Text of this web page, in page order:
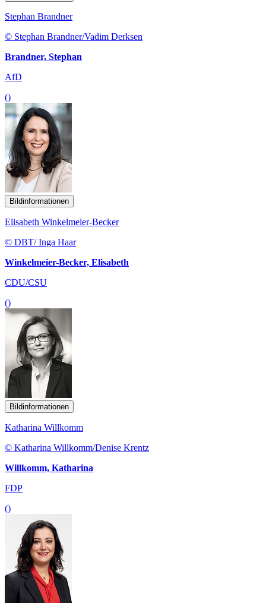
Stephan Brandner
© Stephan Brandner/Vadim Derksen
Brandner, Stephan
AfD
()
Bildinformationen
Elisabeth Winkelmeier-Becker
© DBT/ Inga Haar
Winkelmeier-Becker, Elisabeth
CDU/CSU
()
Bildinformationen
Katharina Willkomm
© Katharina Willkomm/Denise Krentz
Willkomm, Katharina
FDP
()